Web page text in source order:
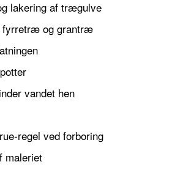
lakering af trægulve
fyrretræ og grantræ
vandet hen
regel ved forboring
maleriet